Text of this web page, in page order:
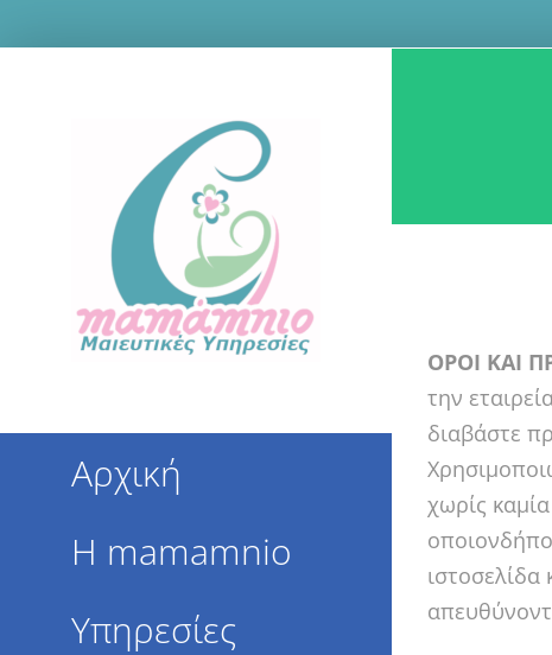
Αρχική
Η mamamnio
Υπηρεσίες
ΟΡΟΙ ΚΑΙ
την
διαβάστε
χωρίς